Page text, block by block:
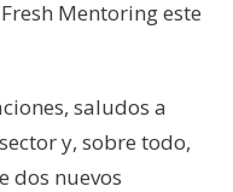
Mentoring este
saludos a
y, sobre todo,
dos nuevos